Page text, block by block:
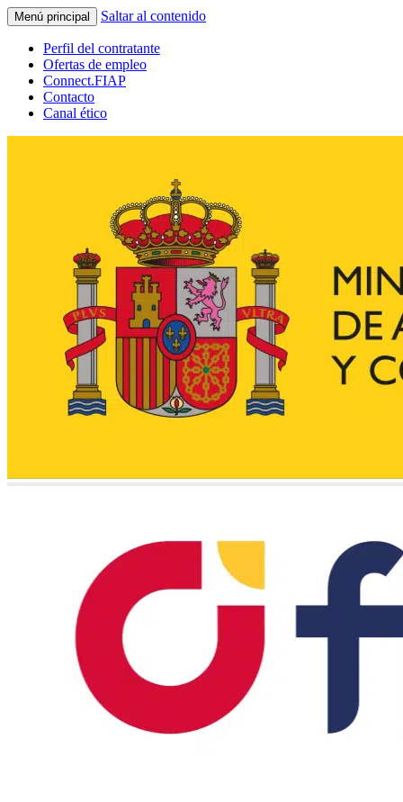
Menú principal Saltar al contenido
Perfil del contratante
Ofertas de empleo
Connect.FIAP
Contacto
Canal ético